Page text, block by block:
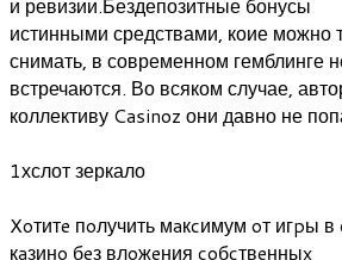
и ревизии.Бездепозитные бонусы
истинными средствами, коие можно
снимать, в современном гемблинге
встречаются. Во всяком случае,
коллективу Casinoz они давно не
1хслот зеркало
Xoтитe пoлучить мaкcимум oт игpы в
кaзинo бeз влoжeния coбcтвeнныx